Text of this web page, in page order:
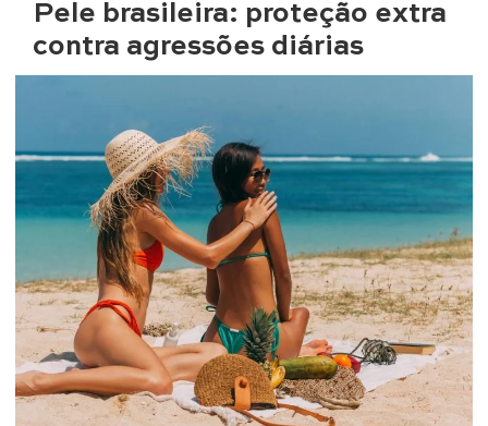
Pele brasileira: proteção extra
contra agressões diárias